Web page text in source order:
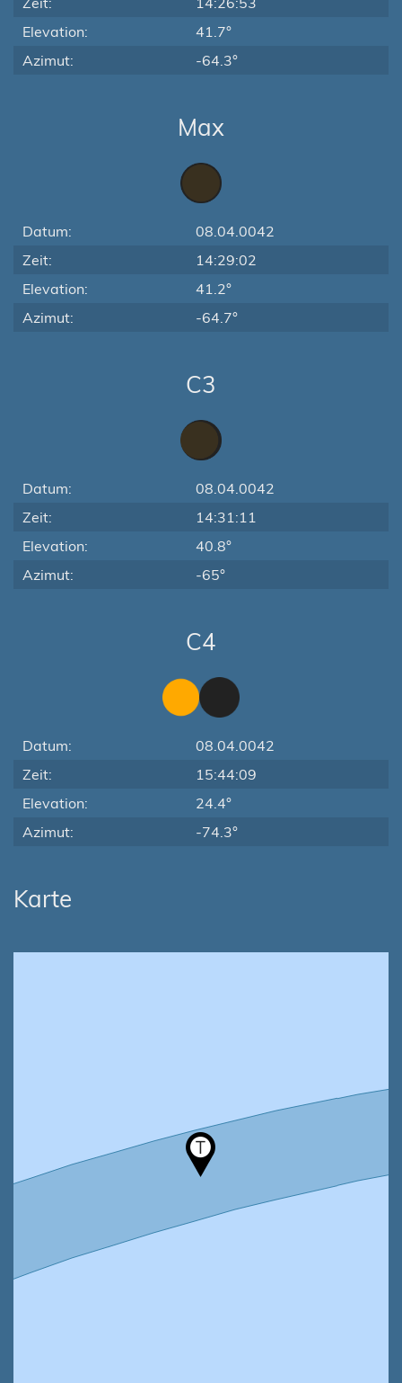
Elevation:
41.7°
Azimut:
-64.3°
Max
Datum:
08.04.0042
Zeit:
14:29:02
Elevation:
41.2°
Azimut:
-64.7°
C3
Datum:
08.04.0042
Zeit:
14:31:11
Elevation:
40.8°
Azimut:
-65°
C4
Datum:
08.04.0042
Zeit:
15:44:09
Elevation:
24.4°
Azimut:
-74.3°
Karte